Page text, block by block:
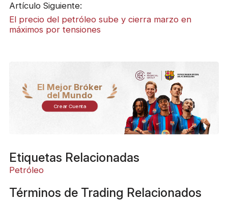
Artículo Siguiente:
El precio del petróleo sube y cierra marzo en
máximos por tensiones
El Mejor Bróker
del Mundo
Crear Cuenta
Etiquetas Relacionadas
Petróleo
Términos de Trading Relacionados